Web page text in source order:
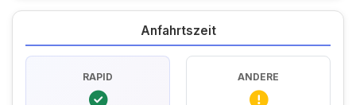
Anfahrtszeit
RAPID ANDERE